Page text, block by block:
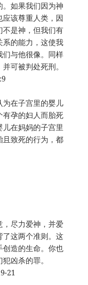
如果我们因为神
该尊重人类，因
不是神，但我们有
系的能力，这使我
们与他很像。同样
可被判处死刑。
为在子宫里的婴儿
有孕的妇人而胎死
在妈妈的子宫里
且致死的行为，都
尽力爱神，并爱
了这两个准则。这
创造的生命。你也
凶杀的罪。
21